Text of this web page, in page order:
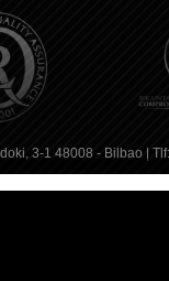
3-1 48008 - Bilbao |